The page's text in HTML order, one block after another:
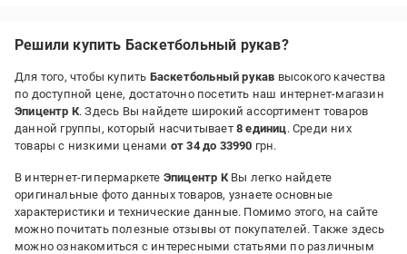
Решили купить Баскетбольный рукав?
Для того, чтобы купить Баскетбольный рукав высокого качества
по доступной цене, достаточно посетить наш интернет-магазин
Эпицентр К. Здесь Вы найдете широкий ассортимент товаров
данной группы, который насчитывает 8 единиц. Среди них
товары с низкими ценами от 34 до 33990 грн.
В интернет-гипермаркете Эпицентр КВы легко найдете
оригинальные фото данных товаров, узнаете основные
характеристики и технические данные. Помимо этого, на сайте
можно почитать полезные отзывы от покупателей. Также здесь
можно ознакомиться с интересными статьями по различным